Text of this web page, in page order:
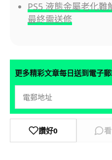
PS5 液態金屬老化
最終需送修
更多精彩文章每日送到電子
讚好0